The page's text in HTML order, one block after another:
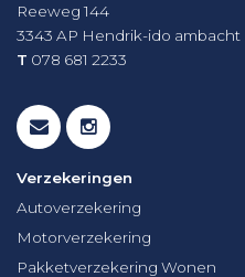
Reeweg 144
3343 AP Hendrik-ido ambacht
T 078 681 2233
Verzekeringen
Autoverzekering
Motorverzekering
Pakketverzekering Wonen